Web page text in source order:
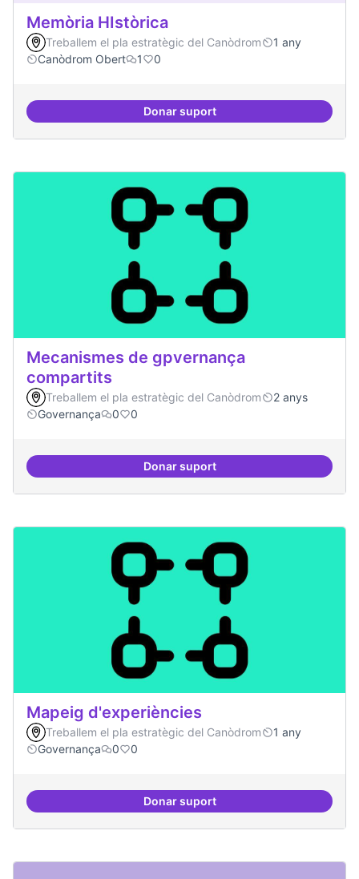
Memòria HIstòrica
Treballem el pla estratègic del Canòdrom
1 any
Canòdrom Obert
1 0
Donar suportMemòria HIstòrica
Mecanismes de gpvernança
compartits
Treballem el pla estratègic del Canòdrom
2 anys
Governança
0 0
Donar suportMecanismes de gpvernança
Mapeig d'experiències
Treballem el pla estratègic del Canòdrom
1 any
Governança
0 0
Donar suportMapeig d'experiències